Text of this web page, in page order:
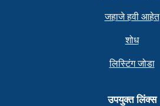
जहाजे हवी आहेत
शोध
लिस्टिंग जोडा
उपयुक्त लिंक्स